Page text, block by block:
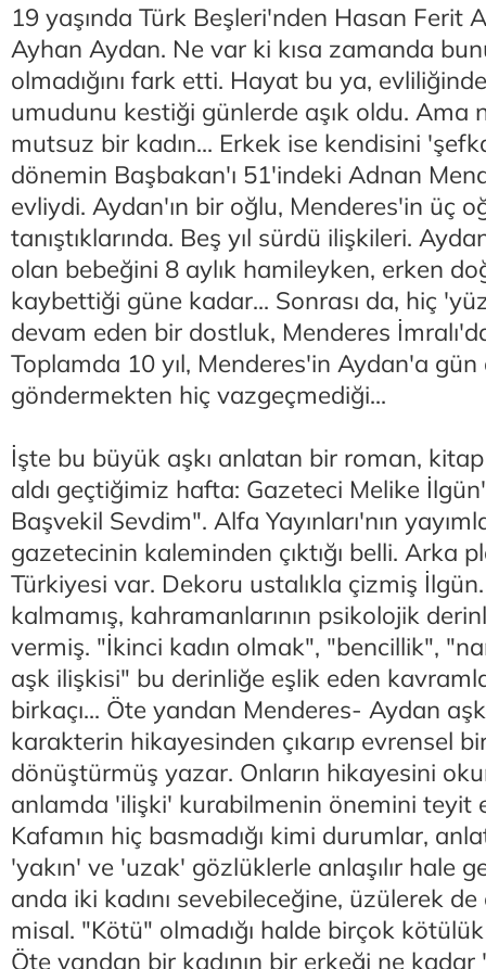
19 yaşında Türk Beşleri'nden Hasan Ferit
Ayhan Aydan. Ne var ki kısa zamanda
olmadığını fark etti. Hayat bu ya,
umudunu kestiği günlerde aşık oldu. Ama
mutsuz bir kadın... Erkek ise kendisini
dönemin Başbakan'ı 51'indeki Adnan
evliydi. Aydan'ın bir oğlu, Menderes'in üç
tanıştıklarında. Beş yıl sürdü ilişkileri.
olan bebeğini 8 aylık hamileyken, erken
kaybettiği güne kadar... Sonrası da, hiç
devam eden bir dostluk, Menderes
Toplamda 10 yıl, Menderes'in Aydan'a gün
göndermekten hiç vazgeçmediği...
İşte bu büyük aşkı anlatan bir roman,
aldı geçtiğimiz hafta: Gazeteci Melike
Başvekil Sevdim". Alfa Yayınları'nın
gazetecinin kaleminden çıktığı belli. Arka
Türkiyesi var. Dekoru ustalıkla çizmiş
kalmamış, kahramanlarının psikolojik
vermiş. "İkinci kadın olmak", "bencillik",
aşk ilişkisi" bu derinliğe eşlik eden
birkaçı... Öte yandan Menderes- Aydan
karakterin hikayesinden çıkarıp evrensel
dönüştürmüş yazar. Onların hikayesini
anlamda 'ilişki' kurabilmenin önemini teyit
Kafamın hiç basmadığı kimi durumlar,
'yakın' ve 'uzak' gözlüklerle anlaşılır hale
anda iki kadını sevebileceğine, üzülerek
misal. "Kötü" olmadığı halde birçok
Öte yandan bir kadının bir erkeği ne